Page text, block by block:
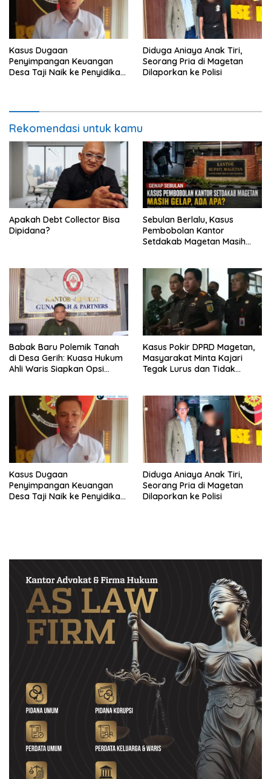
Kasus Dugaan
Penyimpangan Keuangan
Desa Taji Naik ke Penyidikan,
Diduga Aniaya Anak Tiri,
Seorang Pria di Magetan
Dilaporkan ke Polisi
Rekomendasi untuk kamu
Apakah Debt Collector Bisa
Dipidana?
Sebulan Berlalu, Kasus
Pembobolan Kantor
Setdakab Magetan Masih
Babak Baru Polemik Tanah
di Desa Gerih: Kuasa Hukum
Ahli Waris Siapkan Opsi
Kasus Pokir DPRD Magetan,
Masyarakat Minta Kajari
Tegak Lurus dan Tidak
Kasus Dugaan
Penyimpangan Keuangan
Desa Taji Naik ke Penyidikan,
Diduga Aniaya Anak Tiri,
Seorang Pria di Magetan
Dilaporkan ke Polisi